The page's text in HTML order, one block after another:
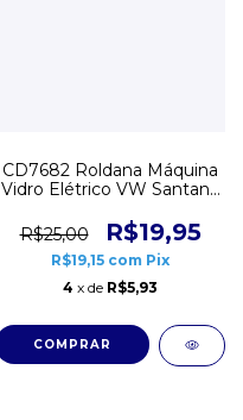
CD7682 Roldana Máquina
Vidro Elétrico VW Santana
R$25,00
R$19,95
R$19,15 com Pix
4 x de R$5,93